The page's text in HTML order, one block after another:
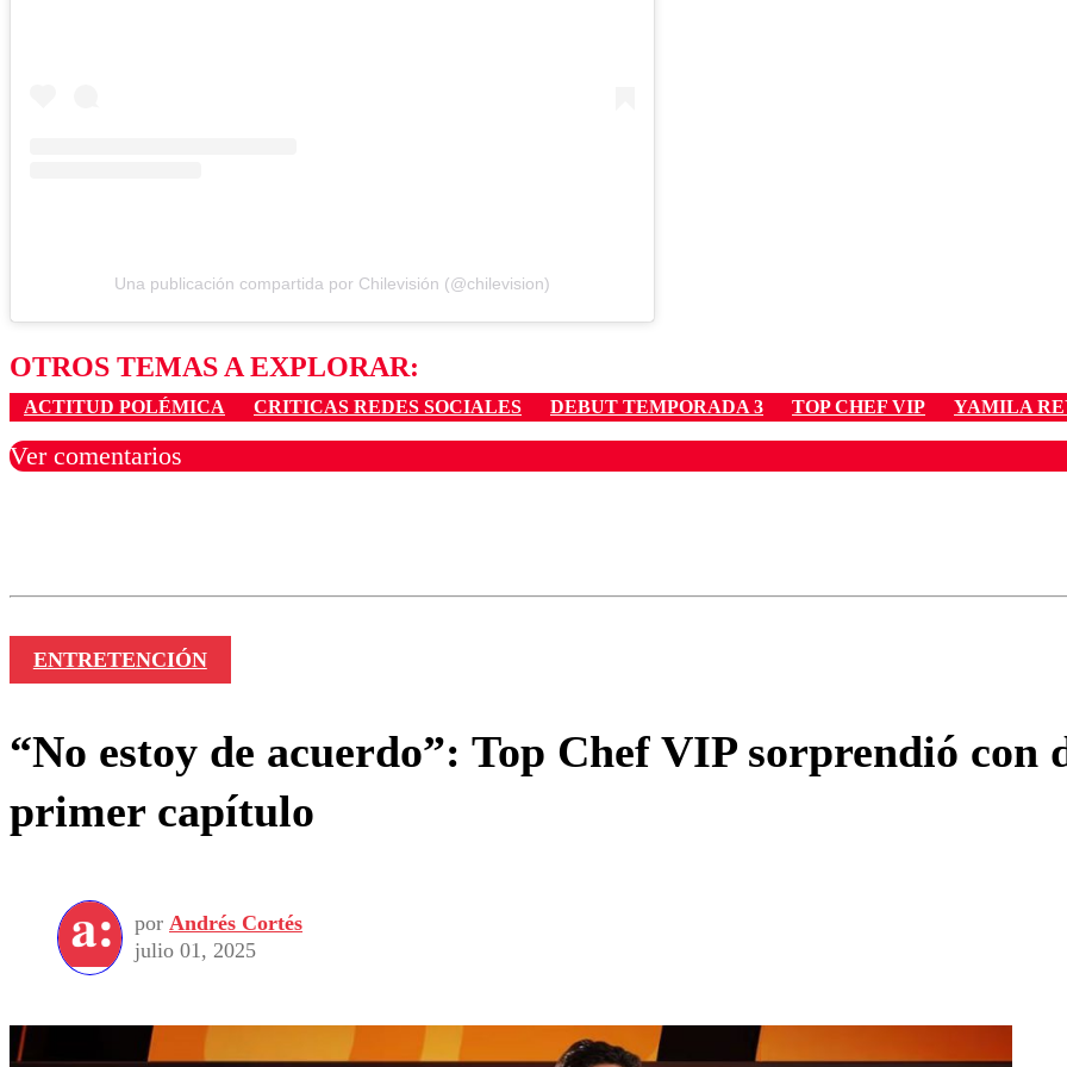
Una publicación compartida por Chilevisión (@chilevision)
OTROS TEMAS A EXPLORAR:
ACTITUD POLÉMICA CRITICAS REDES SOCIALES DEBUT TEMPORADA 3 TOP CHEF VIP YAMILA
Ver comentarios
ENTRETENCIÓN
“No estoy de acuerdo”: Top Chef VIP sorprendió con
primer capítulo
por Andrés Cortés
julio 01, 2025